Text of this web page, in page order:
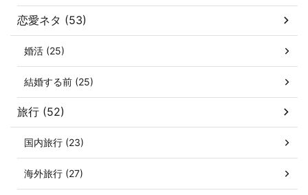
恋愛ネタ (53)
婚活 (25)
結婚する前 (25)
旅行 (52)
国内旅行 (23)
海外旅行 (27)